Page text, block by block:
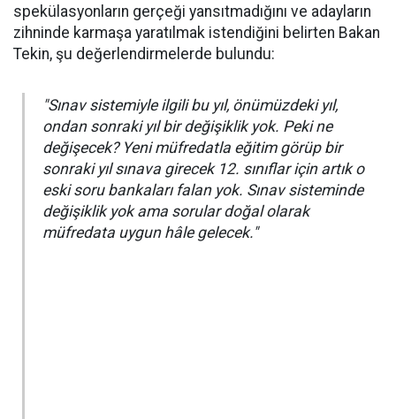
spekülasyonların gerçeği yansıtmadığını ve adayların
zihninde karmaşa yaratılmak istendiğini belirten Bakan
Tekin, şu değerlendirmelerde bulundu:
"Sınav sistemiyle ilgili bu yıl, önümüzdeki yıl,
ondan sonraki yıl bir değişiklik yok. Peki ne
değişecek? Yeni müfredatla eğitim görüp bir
sonraki yıl sınava girecek 12. sınıflar için artık o
eski soru bankaları falan yok. Sınav sisteminde
değişiklik yok ama sorular doğal olarak
müfredata uygun hâle gelecek."